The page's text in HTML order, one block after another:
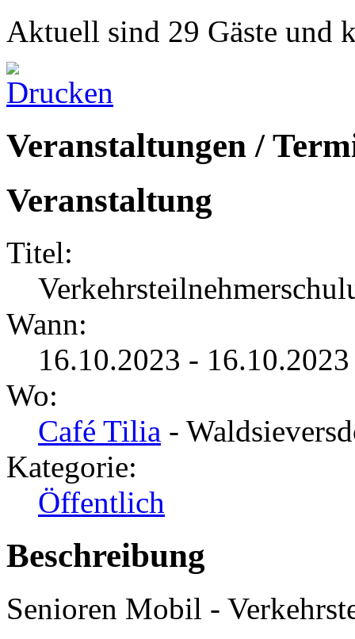
Aktuell sind 29 Gäste und
Veranstaltungen /
Veranstaltung
Titel:
Wann:
16.10.2023 -
Wo:
Café Tilia -
Kategorie:
Öffentlich
Beschreibung
Senioren Mobil -